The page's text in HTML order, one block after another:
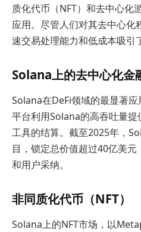
质化代币（NFT）和去中心化
应用。尽管人们对其去中心化
速交易处理能力和低成本吸引
Solana上的去中心化金
Solana在DeFi领域的最显著
平台利用Solana的高吞吐量
工具的结算。截至2025年，
目，锁定总价值超过40亿美
和用户采纳。
非同质化代币（NFT）
Solana上的NFT市场，以